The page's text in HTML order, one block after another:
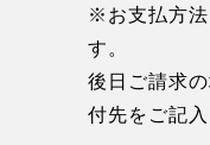
※お支払方法
す。
後日ご請求
付先をご記入